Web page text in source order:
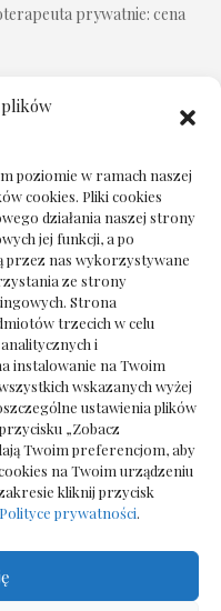
plików
poziomie w ramach naszej
cookies. Pliki cookies
działania naszej strony
jej funkcji, a po
przez nas wykorzystywane
ze strony
Strona
trzecich w celu
i
instalowanie na Twoim
wskazanych wyżej
ustawienia plików
„Zobacz
Twoim preferencjom, aby
na Twoim urządzeniu
kliknij przycisk
Polityce prywatności.
prywatnie: cena
przy zmianie biura
salonu: jak wybrać bez